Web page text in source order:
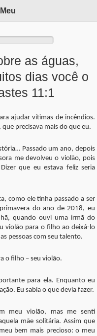
as águas,
dias você o
11:1
ajudar vítimas de incêndios.
precisava mais do que eu.
Passado um ano, depois
me devolveu o violão, pois
que eu estava feliz seria
como ele tinha passado a ser
do ano de 2018, eu
quando ouvi uma irmã do
violão para o filho ao deixá-lo
pessoas com seu talento.
o filho – seu violão.
para ela. Enquanto eu
Eu sabia o que devia fazer.
meu violão, mas me senti
mãe solitária. Assim que
bem mais precioso: o meu